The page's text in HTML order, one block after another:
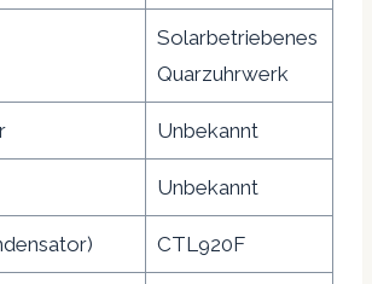
Solarbetriebenes
Quarzuhrwerk
Unbekannt
Unbekannt
CTL920F